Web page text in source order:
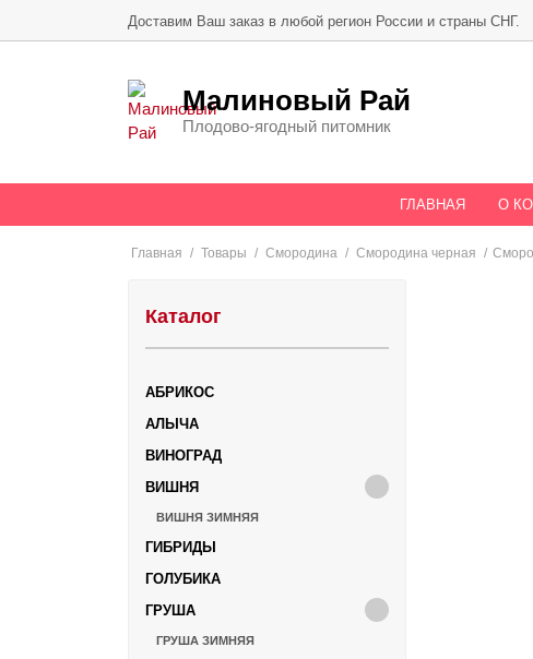
Доставим Ваш заказ в любой регион России и страны СНГ.
Малиновый Рай
Плодово-ягодный питомник
ГЛАВНАЯ О
Главная / Товары / Смородина / Смородина черная /
Каталог
АБРИКОС
АЛЫЧА
ВИНОГРАД
ВИШНЯ
ВИШНЯ ЗИМНЯЯ
ГИБРИДЫ
ГОЛУБИКА
ГРУША
ГРУША ЗИМНЯЯ